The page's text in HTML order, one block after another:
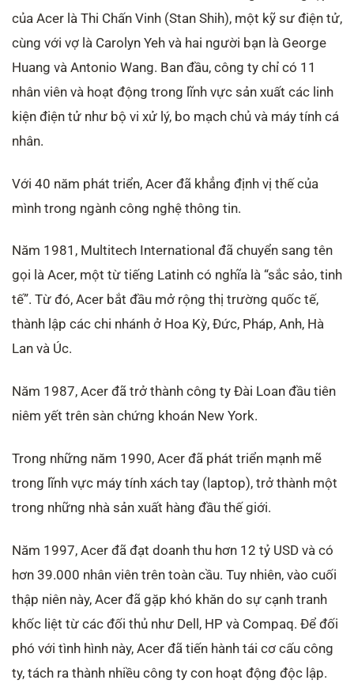
của Acer là Thi Chấn Vinh (Stan Shih), một kỹ sư điện tử,
cùng với vợ là Carolyn Yeh và hai người bạn là George
Huang và Antonio Wang. Ban đầu, công ty chỉ có 11
nhân viên và hoạt động trong lĩnh vực sản xuất các linh
kiện điện tử như bộ vi xử lý, bo mạch chủ và máy tính cá
nhân.
Với 40 năm phát triển, Acer đã khẳng định vị thế của
mình trong ngành công nghệ thông tin.
Năm 1981, Multitech International đã chuyển sang tên
gọi là Acer, một từ tiếng Latinh có nghĩa là “sắc sảo, tinh
tế”. Từ đó, Acer bắt đầu mở rộng thị trường quốc tế,
thành lập các chi nhánh ở Hoa Kỳ, Đức, Pháp, Anh, Hà
Lan và Úc.
Năm 1987, Acer đã trở thành công ty Đài Loan đầu tiên
niêm yết trên sàn chứng khoán New York.
Trong những năm 1990, Acer đã phát triển mạnh mẽ
trong lĩnh vực máy tính xách tay (laptop), trở thành một
trong những nhà sản xuất hàng đầu thế giới.
Năm 1997, Acer đã đạt doanh thu hơn 12 tỷ USD và có
hơn 39.000 nhân viên trên toàn cầu. Tuy nhiên, vào cuối
thập niên này, Acer đã gặp khó khăn do sự cạnh tranh
khốc liệt từ các đối thủ như Dell, HP và Compaq. Để đối
phó với tình hình này, Acer đã tiến hành tái cơ cấu công
ty, tách ra thành nhiều công ty con hoạt động độc lập.